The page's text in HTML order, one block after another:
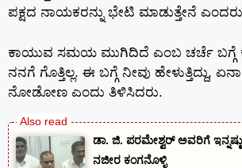
ಪಕ್ಷದ ನಾಯಕರನ್ನು ಭೇಟಿ ಮಾಡುತ್ತೇನೆ
ಕಾಯುವ ಸಮಯ ಮುಗಿದಿದೆ ಎಂಬ ಚರ್ಚೆ ಬಗ್ಗೆ
ನನಗೆ ಗೊತ್ತಿಲ್ಲ. ಈ ಬಗ್ಗೆ ನೀವು ಹೇಳುತ್ತಿದ್ದು,
ನೋಡೋಣ ಎಂದು ತಿಳಿಸಿದರು.
ಡಾ. ಜಿ. ಪರಮೇಶ್ವರ್ ಅವರಿಗೆ
ನಜೀರ ಕಂಗನೊಳ್ಳಿ